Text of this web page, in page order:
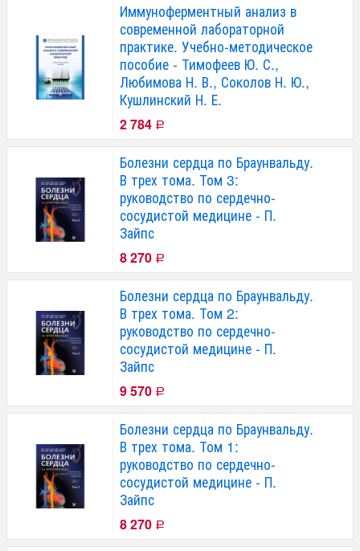
Иммуноферментный анализ в
современной лабораторной
практике. Учебно-методическое
пособие - Тимофеев Ю. С.,
Любимова Н. В., Соколов Н. Ю.,
Кушлинский Н. Е.
2 784 Р
Болезни сердца по Браунвальду.
В трех тома. Том 3:
руководство по сердечно-
сосудистой медицине - П.
Зайпс
8 270 Р
Болезни сердца по Браунвальду.
В трех тома. Том 2:
руководство по сердечно-
сосудистой медицине - П.
Зайпс
9 570 Р
Болезни сердца по Браунвальду.
В трех тома. Том 1:
руководство по сердечно-
сосудистой медицине - П.
Зайпс
8 270 Р